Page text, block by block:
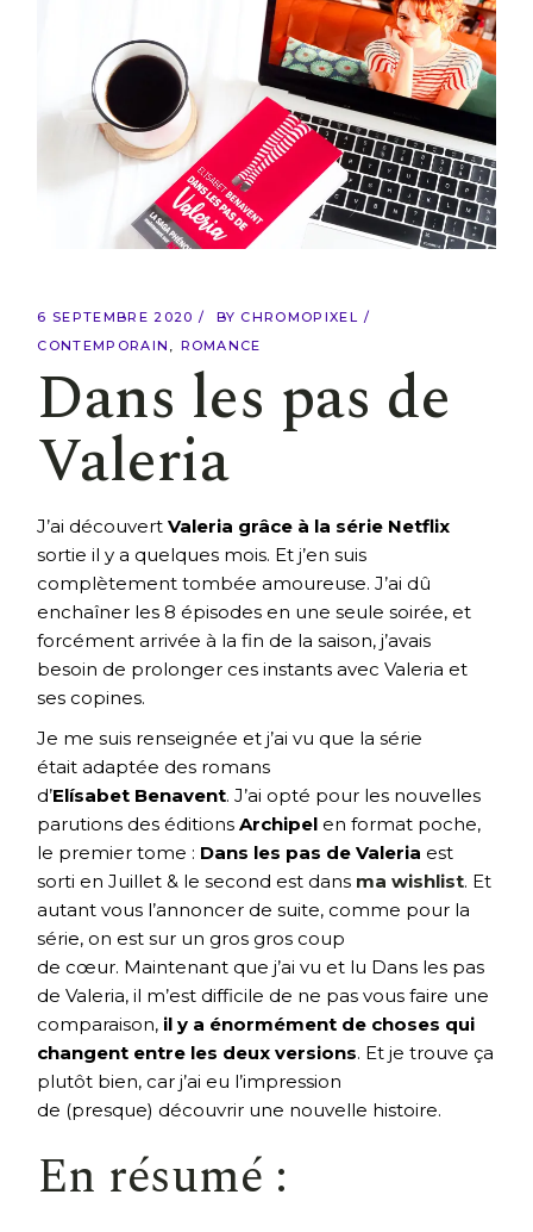
6 SEPTEMBRE 2020 BY CHROMOPIXEL
CONTEMPORAIN
ROMANCE
Dans les pas de
Valeria
J’ai découvertValeria grâce à la série Netflix
sortie il y a quelques mois. Et j’en suis
complètement tombée amoureuse. J’ai dû
enchaîner les 8 épisodes en une seule soirée, et
forcément arrivée à la fin de la saison, j’avais
besoin de prolonger ces instants avec Valeria et
ses copines.
Je me suis renseignée et j’ai vu que la série
était adaptée des romans
d’Elísabet Benavent. J’ai opté pour les nouvelles
parutions des éditionsArchipel en format poche,
le premier tome : Dans les pas de Valeria est
sorti en Juillet & le second est dans ma wishlist. Et
autant vous l’annoncer de suite, comme pour la
série, on est sur un gros gros coup
de cœur. Maintenant que j’ai vu et lu Dans les pas
de Valeria, il m’est difficile de ne pas vous faire une
comparaison, il y a énormément de choses qui
changent entre les deux versions. Et je trouve ça
plutôt bien, car j’ai eu l’impression
de (presque) découvrir une nouvelle histoire.
En résumé :